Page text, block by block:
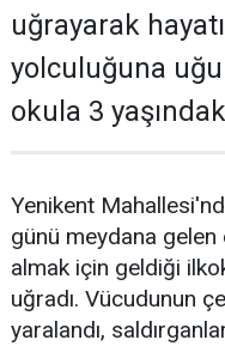
uğrayarak
yolculuğuna
okula 3
Yenikent
günü meydana
almak için geldiği
uğradı. Vücudunun
yaralandı,